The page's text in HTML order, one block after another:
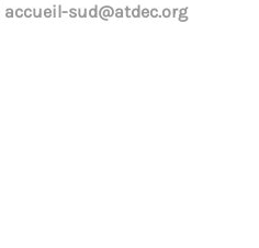
accueil-sud@atdec.org